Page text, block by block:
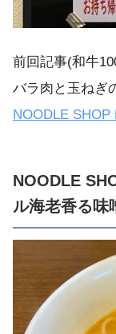
前回記事(和牛
バラ肉と玉ねぎ
NOODLE SHOP
NOODLE
ル海老香る味